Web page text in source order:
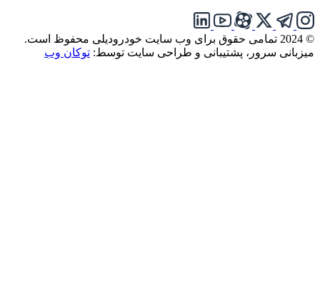
برای وب سایت خودرودیلی محفوظ است.
سرور، پشتیبانی و طراحی سایت توسط:توکان وب